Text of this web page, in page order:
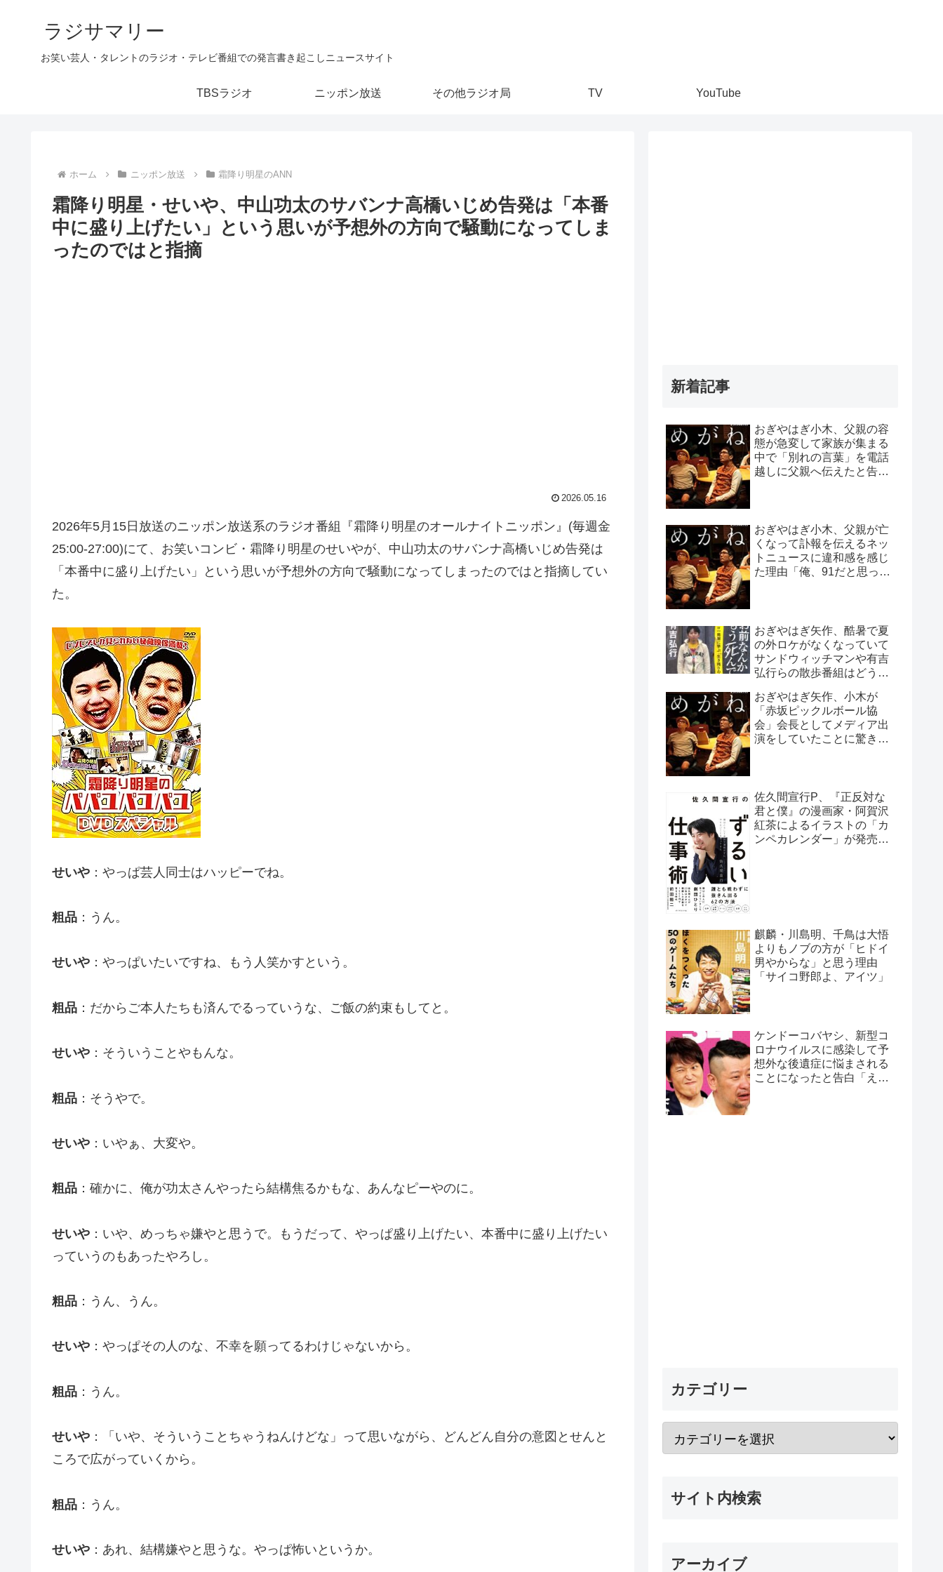
ラジサマリー
お笑い芸人・タレントのラジオ・テレビ番組での発言書き起こしニュースサイト
TBSラジオ ニッポン放送 その他ラジオ局 TV YouTube
ホーム ニッポン放送 霜降り明星のANN
霜降り明星・せいや、中山功太のサバンナ高橋いじめ告発は「本番
中に盛り上げたい」という思いが予想外の方向で騒動になってしま
ったのではと指摘
2026.05.16
2026年5月15日放送のニッポン放送系のラジオ番組『霜降り明星のオールナイトニッポン』(毎週金
25:00-27:00)にて、お笑いコンビ・霜降り明星のせいやが、中山功太のサバンナ高橋いじめ告発は
「本番中に盛り上げたい」という思いが予想外の方向で騒動になってしまったのではと指摘してい
た。
せいや ：やっぱ芸人同士はハッピーでね。
粗品 ：うん。
せいや ：やっぱいたいですね、もう人笑かすという。
粗品 ：だからご本人たちも済んでるっていうな、ご飯の約束もしてと。
せいや ：そういうことやもんな。
粗品 ：そうやで。
せいや ：いやぁ、大変や。
粗品 ：確かに、俺が功太さんやったら結構焦るかもな、あんなピーやのに。
せいや ：いや、めっちゃ嫌やと思うで。もうだって、やっぱ盛り上げたい、本番中に盛り上げたい
っていうのもあったやろし。
粗品 ：うん、うん。
せいや ：やっぱその人のな、不幸を願ってるわけじゃないから。
粗品 ：うん。
せいや ：「いや、そういうことちゃうねんけどな」って思いながら、どんどん自分の意図とせんと
ころで広がっていくから。
粗品 ：うん。
せいや ：あれ、結構嫌やと思うな。やっぱ怖いというか。
新着記事
おぎやはぎ小木、父親の容
態が急変して家族が集まる
中で「別れの言葉」を電話
越しに父親へ伝えたと告白
おぎやはぎ小木、父親が亡
くなって訃報を伝えるネッ
トニュースに違和感を感じ
た理由「俺、91だと思って
おぎやはぎ矢作、酷暑で夏
の外ロケがなくなっていて
サンドウィッチマンや有吉
弘行らの散歩番組はどうし
きない…」
おぎやはぎ矢作、小木が
「赤坂ピックルボール協
会」会長としてメディア出
演をしていたことに驚き
佐久間宣行P、『正反対な
君と僕』の漫画家・阿賀沢
紅茶によるイラストの「カ
ンペカレンダー」が発売予
麒麟・川島明、千鳥は大悟
よりもノブの方が「ヒドイ
男やからな」と思う理由
「サイコ野郎よ、アイツ」
ケンドーコバヤシ、新型コ
ロナウイルスに感染して予
想外な後遺症に悩まされる
ことになったと告白「えげ
カテゴリー
サイト内検索
アーカイブ